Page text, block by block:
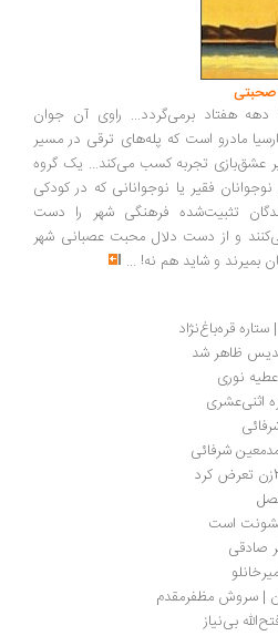
صحبتی
دهه هفتاد برمی‌گردد... راوی آن جوان
مادرو است که پله‌های ترقی در مسیر
عشق‌بازی تجربه کسب می‌کند... یک گروه
فقیر یا نوجوانانی که در کودکی
تثبیت‌شده فرهنگی شهر را دست
و از دست دلال محبت عصبانی شهر
بمیرند و شاید هم نه! ...
قره‌‏باغ‏‌نژاد
ظاهر شد
نوری
اثنی‌عشری
شرفائی
است
صادقی
| سروش مظفرمقدم
بی‌نیاز